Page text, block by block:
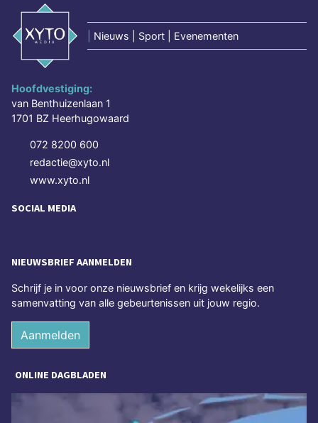
Nieuws | Sport | Evenementen
Hoofdvestiging:
van Benthuizenlaan 1
1701 BZ Heerhugowaard
072 8200 600
redactie@xyto.nl
www.xyto.nl
SOCIAL MEDIA
NIEUWSBRIEF AANMELDEN
Schrijf je in voor onze nieuwsbrief en krijg wekelijks een
samenvatting van alle gebeurtenissen uit jouw regio.
Aanmelden
ONLINE DAGBLADEN